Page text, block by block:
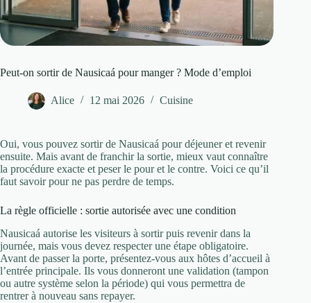
Peut-on sortir de Nausicaá pour manger ? Mode d’emploi
Alice 12 mai 2026 Cuisine
Oui, vous pouvez sortir de Nausicaá pour déjeuner et revenir
ensuite. Mais avant de franchir la sortie, mieux vaut connaître
la procédure exacte et peser le pour et le contre. Voici ce qu’il
faut savoir pour ne pas perdre de temps.
La règle officielle : sortie autorisée avec une condition
Nausicaá autorise les visiteurs à sortir puis revenir dans la
journée, mais vous devez respecter une étape obligatoire.
Avant de passer la porte, présentez-vous aux hôtes d’accueil à
l’entrée principale. Ils vous donneront une validation (tampon
ou autre système selon la période) qui vous permettra de
rentrer à nouveau sans repayer.